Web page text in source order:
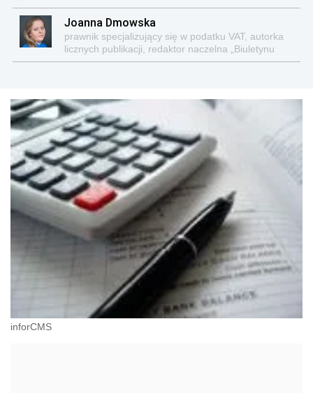
Joanna Dmowska
prawnik specjalizujący się w podatku VAT, autorka
licznych publikacji, redaktor naczelna „Biuletynu
VAT”
inforCMS